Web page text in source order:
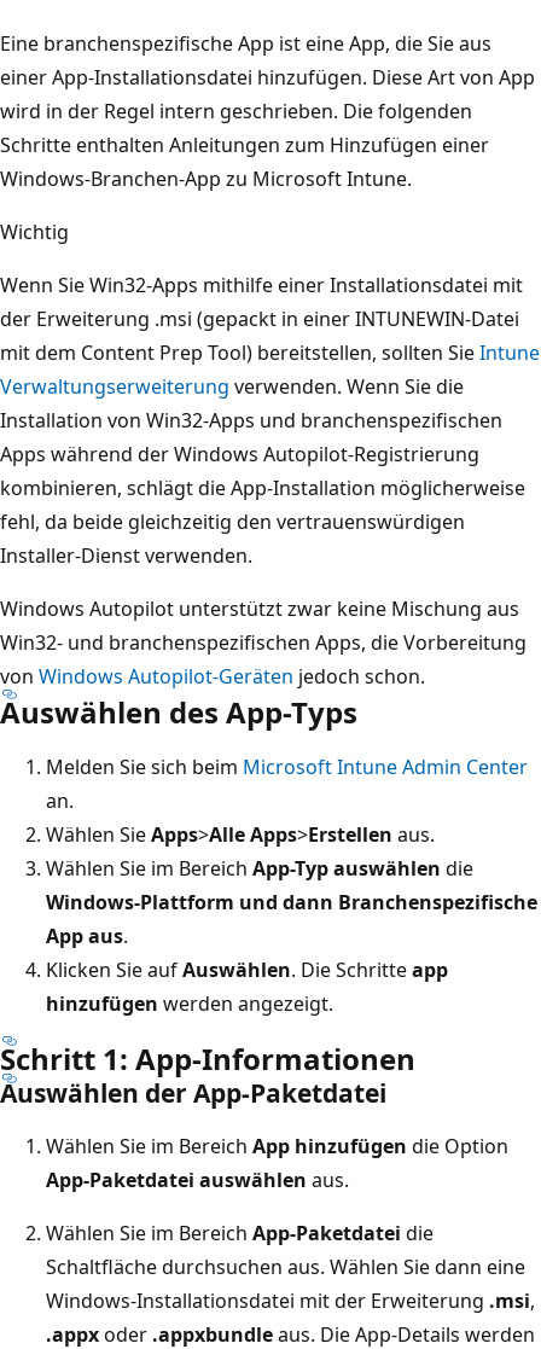
Eine branchenspezifische App ist eine App, die Sie aus
einer App-Installationsdatei hinzufügen. Diese Art von App
wird in der Regel intern geschrieben. Die folgenden
Schritte enthalten Anleitungen zum Hinzufügen einer
Windows-Branchen-App zu Microsoft Intune.
Wichtig
Wenn Sie Win32-Apps mithilfe einer Installationsdatei mit
der Erweiterung .msi (gepackt in einer INTUNEWIN-Datei
mit dem Content Prep Tool) bereitstellen, sollten SieIntune
Verwaltungserweiterung verwenden. Wenn Sie die
Installation von Win32-Apps und branchenspezifischen
Apps während der Windows Autopilot-Registrierung
kombinieren, schlägt die App-Installation möglicherweise
fehl, da beide gleichzeitig den vertrauenswürdigen
Installer-Dienst verwenden.
Windows Autopilot unterstützt zwar keine Mischung aus
Win32- und branchenspezifischen Apps, die Vorbereitung
von Windows Autopilot-Geräten jedoch schon.
Auswählen des App-Typs
Melden Sie sich beim Microsoft Intune Admin Center
an.
Wählen SieApps>Alle Apps>Erstellen aus.
Wählen Sie im Bereich App-Typ auswählen die
Windows-Plattform und dann Branchenspezifische
App aus.
Klicken Sie aufAuswählen. Die Schritteapp
hinzufügen werden angezeigt.
Schritt 1: App-Informationen
Auswählen der App-Paketdatei
Wählen Sie im Bereich App hinzufügen die Option
App-Paketdatei auswählen aus.
Wählen Sie im Bereich App-Paketdatei die
Schaltfläche durchsuchen aus. Wählen Sie dann eine
Windows-Installationsdatei mit der Erweiterung .msi,
.appxoder .appxbundleaus. Die App-Details werden